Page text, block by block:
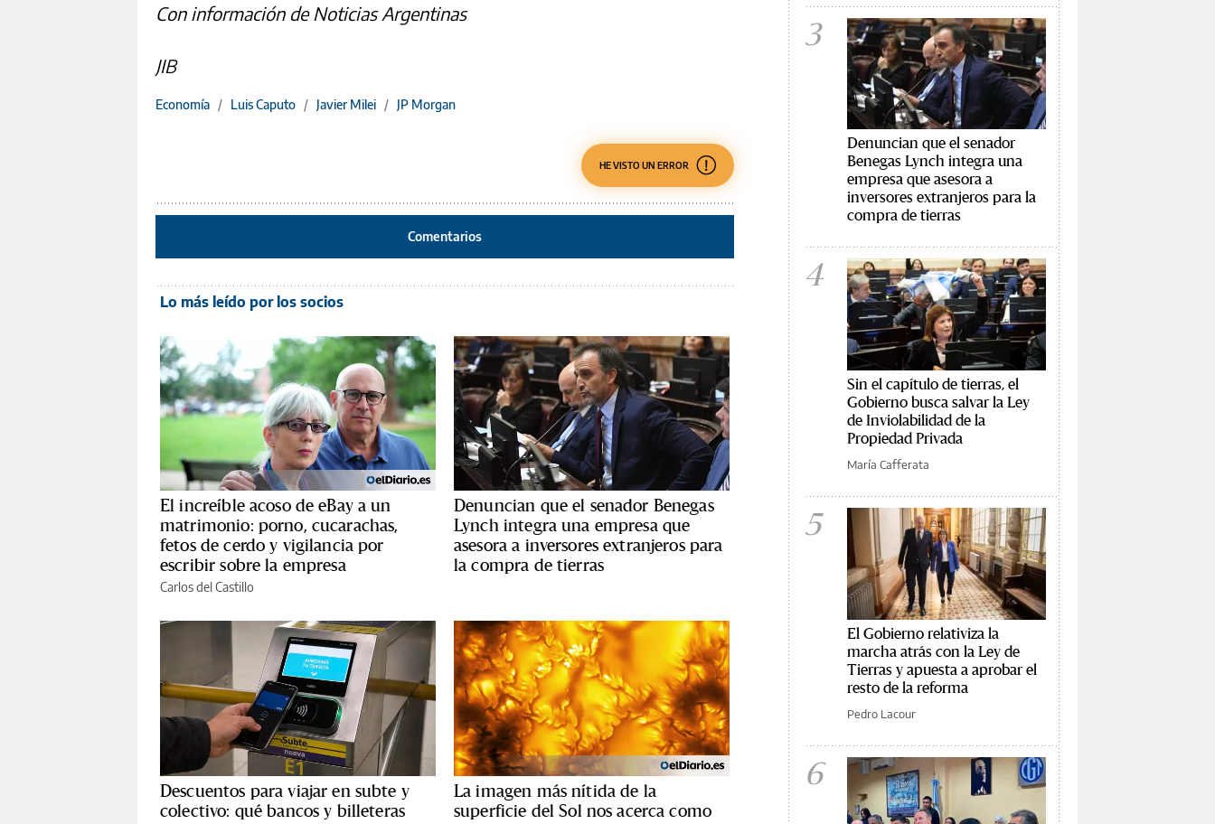
Con información de Noticias Argentinas
JIB
Economía / Luis Caputo / Javier Milei / JP Morgan
HE VISTO UN ERROR
Comentarios
Lo más leído por los socios
El increíble acoso de eBay a un
matrimonio: porno, cucarachas,
fetos de cerdo y vigilancia por
escribir sobre la empresa
Carlos del Castillo
Denuncian que el senador Benegas
Lynch integra una empresa que
asesora a inversores extranjeros para
la compra de tierras
Descuentos para viajar en subte y
colectivo: qué bancos y billeteras
La imagen más nítida de la
superficie del Sol nos acerca como
3
Denuncian que el senador
Benegas Lynch integra una
empresa que asesora a
inversores extranjeros para la
compra de tierras
4
Sin el capítulo de tierras, el
Gobierno busca salvar la Ley
de Inviolabilidad de la
Propiedad Privada
María Cafferata
5
El Gobierno relativiza la
marcha atrás con la Ley de
Tierras y apuesta a aprobar el
resto de la reforma
Pedro Lacour
6